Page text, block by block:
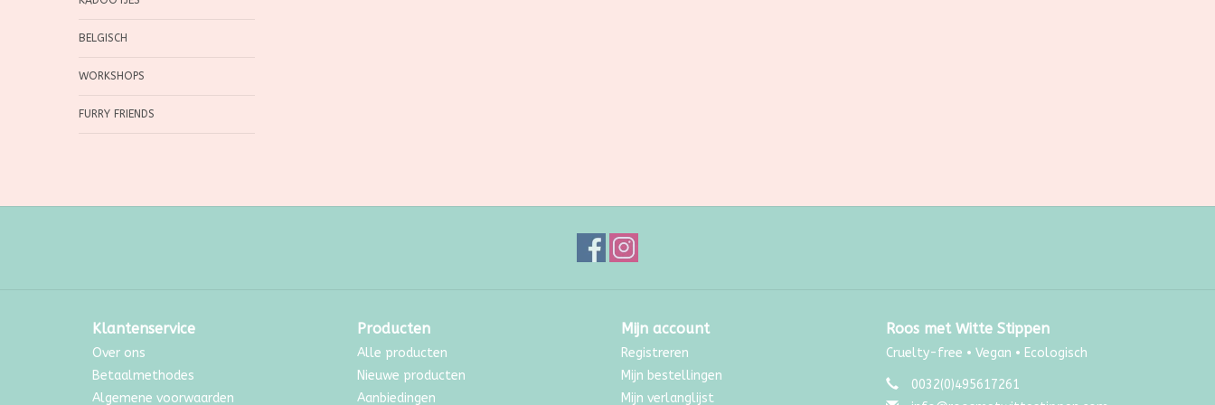
BELGISCH
WORKSHOPS
FURRY FRIENDS
Klantenservice
Over ons
Betaalmethodes
Algemene voorwaarden
Producten
Alle producten
Nieuwe producten
Aanbiedingen
Mijn account
Registreren
Mijn bestellingen
Mijn verlanglijst
Roos met Witte Stippen
Cruelty-free • Vegan • Ecologisch
0032(0)495617261